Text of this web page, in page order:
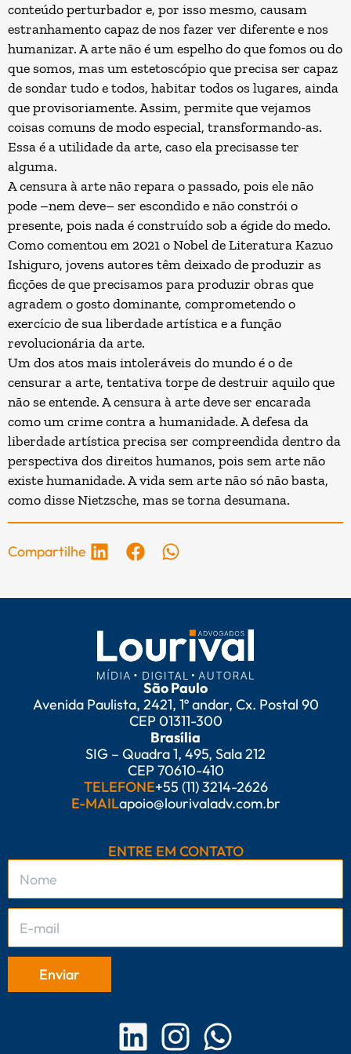
conteúdo perturbador e, por isso mesmo, causam
estranhamento capaz de nos fazer ver diferente e nos
humanizar. A arte não é um espelho do que fomos ou do
que somos, mas um estetoscópio que precisa ser capaz
de sondar tudo e todos, habitar todos os lugares, ainda
que provisoriamente. Assim, permite que vejamos
coisas comuns de modo especial, transformando-as.
Essa é a utilidade da arte, caso ela precisasse ter
alguma.
A censura à arte não repara o passado, pois ele não
pode –nem deve– ser escondido e não constrói o
presente, pois nada é construído sob a égide do medo.
Como comentou em 2021 o Nobel de Literatura Kazuo
Ishiguro, jovens autores têm deixado de produzir as
ficções de que precisamos para produzir obras que
agradem o gosto dominante, comprometendo o
exercício de sua liberdade artística e a função
revolucionária da arte.
Um dos atos mais intoleráveis do mundo é o de
censurar a arte, tentativa torpe de destruir aquilo que
não se entende. A censura à arte deve ser encarada
como um crime contra a humanidade. A defesa da
liberdade artística precisa ser compreendida dentro da
perspectiva dos direitos humanos, pois sem arte não
existe humanidade. A vida sem arte não só não basta,
como disse Nietzsche, mas se torna desumana.
Compartilhe
São Paulo
Avenida Paulista, 2421, 1º andar, Cx. Postal 90
CEP 01311-300
Brasília
SIG – Quadra 1, 495, Sala 212
CEP 70610-410
TELEFONE+55 (11) 3214-2626
E-MAILapoio@lourivaladv.com.br
ENTRE EM CONTATO
L
I
W